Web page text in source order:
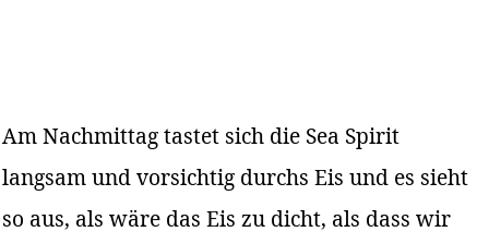
Am Nachmittag tastet sich die Sea Spirit
langsam und vorsichtig durchs Eis und es sieht
so aus, als wäre das Eis zu dicht, als dass wir